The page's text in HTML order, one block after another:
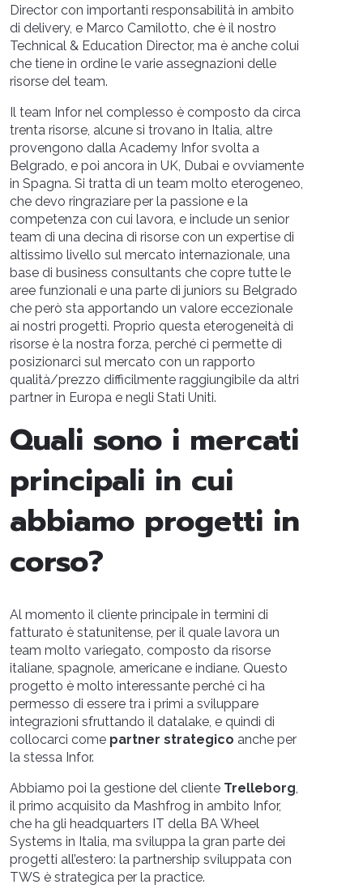
Director con importanti responsabilità in ambito
di delivery, e Marco Camilotto, che è il nostro
Technical & Education Director, ma è anche colui
che tiene in ordine le varie assegnazioni delle
risorse del team.
Il team Infor nel complesso è composto da circa
trenta risorse, alcune si trovano in Italia, altre
provengono dalla Academy Infor svolta a
Belgrado, e poi ancora in UK, Dubai e ovviamente
in Spagna. Si tratta di un team molto eterogeneo,
che devo ringraziare per la passione e la
competenza con cui lavora, e include un senior
team di una decina di risorse con un expertise di
altissimo livello sul mercato internazionale, una
base di business consultants che copre tutte le
aree funzionali e una parte di juniors su Belgrado
che però sta apportando un valore eccezionale
ai nostri progetti. Proprio questa eterogeneità di
risorse è la nostra forza, perché ci permette di
posizionarci sul mercato con un rapporto
qualità/prezzo difficilmente raggiungibile da altri
partner in Europa e negli Stati Uniti.
Quali sono i mercati
principali in cui
abbiamo progetti in
corso?
Al momento il cliente principale in termini di
fatturato è statunitense, per il quale lavora un
team molto variegato, composto da risorse
italiane, spagnole, americane e indiane. Questo
progetto è molto interessante perché ci ha
permesso di essere tra i primi a sviluppare
integrazioni sfruttando il datalake, e quindi di
collocarci come partner strategico anche per
la stessa Infor.
Abbiamo poi la gestione del cliente Trelleborg,
il primo acquisito da Mashfrog in ambito Infor,
che ha gli headquarters IT della BA Wheel
Systems in Italia, ma sviluppa la gran parte dei
progetti all’estero: la partnership sviluppata con
TWS è strategica per la practice.